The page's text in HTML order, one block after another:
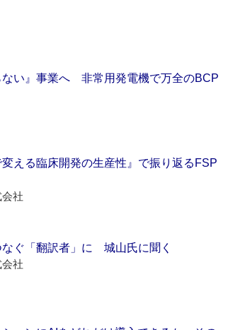
ない』事業へ 非常用発電機で万全のBCP
える臨床開発の生産性』で振り返るFSP
社
なぐ「翻訳者」に 城山氏に聞く
社